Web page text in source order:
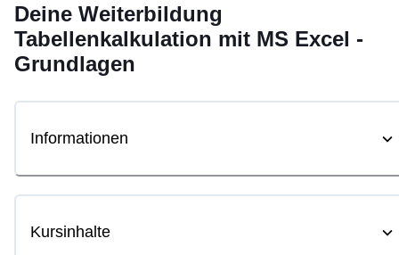
Deine Weiterbildung
Tabellenkalkulation mit MS Excel -
Grundlagen
Informationen
Kursinhalte